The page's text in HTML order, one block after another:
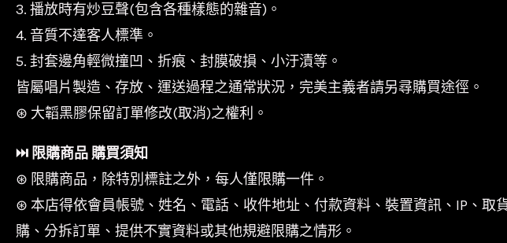
3. 播放時有炒豆聲(包含各種樣態的雜音)。
4. 音質不達客人標準。
5. 封套邊角輕微撞凹、折痕、封膜破損、小汙漬等。
皆屬唱片製造、存放、運送過程之通常狀況，完美主義者請另尋購買途徑。
⊛ 大韜黑膠保留訂單修改(取消)之權利。
⏭︎ 限購商品 購買須知
⊛ 限購商品，除特別標註之外，每人僅限購一件。
⊛ 本店得依會員帳號、姓名、電話、收件地址、付款資料、裝置資訊、IP、
購、分拆訂單、提供不實資料或其他規避限購之情形。